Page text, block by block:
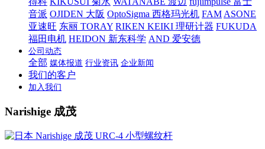
音派 OJIDEN 大阪 OptoSigma 西格玛光机 FAM ASONE
亚速旺 东丽 TORAY RIKEN KEIKI 理研计器 FUKUDA
福田电机 HEIDON 新东科学 AND 爱安德
公司动态
全部 媒体报道 行业资讯 企业新闻
我们的客户
加入我们
Narishige 成茂